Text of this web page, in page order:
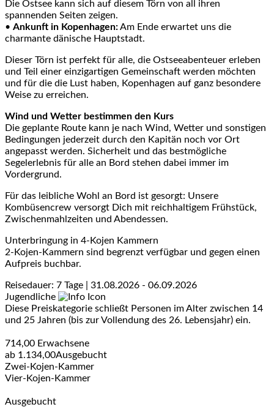
Die Ostsee kann sich auf diesem Törn von all ihren
spannenden Seiten zeigen.
• Ankunft in Kopenhagen:Am Ende erwartet uns die
charmante dänische Hauptstadt.
Dieser Törn ist perfekt für alle, die Ostseeabenteuer erleben
und Teil einer einzigartigen Gemeinschaft werden möchten
und für die die Lust haben, Kopenhagen auf ganz besondere
Weise zu erreichen.
Wind und Wetter bestimmen den Kurs
Die geplante Route kann je nach Wind, Wetter und sonstigen
Bedingungen jederzeit durch den Kapitän noch vor Ort
angepasst werden. Sicherheit und das bestmögliche
Segelerlebnis für alle an Bord stehen dabei immer im
Vordergrund.
Für das leibliche Wohl an Bord ist gesorgt: Unsere
Kombüsencrew versorgt Dich mit reichhaltigem Frühstück,
Zwischenmahlzeiten und Abendessen.
Unterbringung in 4-Kojen Kammern
2-Kojen-Kammern sind begrenzt verfügbar und gegen einen
Aufpreis buchbar.
Reisedauer: 7 Tage | 31.08.2026 - 06.09.2026
Jugendliche
Diese Preiskategorie schließt Personen im Alter zwischen 14
und 25 Jahren (bis zur Vollendung des 26. Lebensjahr) ein.
714,00 Erwachsene
ab 1.134,00Ausgebucht
Zwei-Kojen-Kammer
Vier-Kojen-Kammer
Ausgebucht